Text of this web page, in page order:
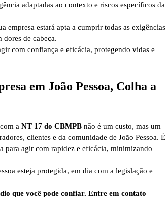
adaptadas ao contexto e riscos específicos da
empresa estará apta a cumprir todas as exigências
de cabeça.
com confiança e eficácia, protegendo vidas e
em João Pessoa, Colha a
a NT 17 do CBMPB não é um custo, mas um
clientes e da comunidade de João Pessoa. É
para agir com rapidez e eficácia, minimizando
esteja protegida, em dia com a legislação e
que você pode confiar. Entre em contato